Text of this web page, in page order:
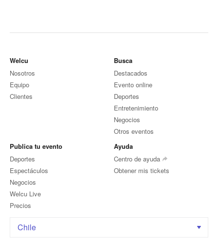
Welcu
Nosotros
Equipo
Clientes
Busca
Destacados
Evento online
Deportes
Entretenimiento
Negocios
Otros eventos
Publica tu evento
Deportes
Espectáculos
Negocios
Welcu Live
Precios
Ayuda
Centro de ayuda
Obtener mis tickets
Chile